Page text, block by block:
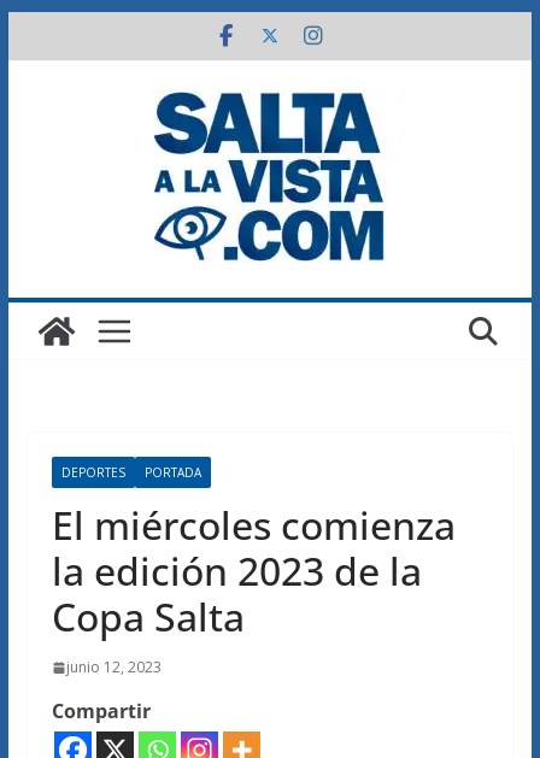
al
DEPORTES PORTADA
El miércoles comienza
la edición 2023 de la
Copa Salta
junio 12, 2023
Compartir